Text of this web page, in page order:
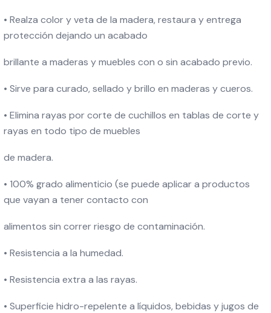
• Realza color y veta de la madera, restaura y entrega
protección dejando un acabado
brillante a maderas y muebles con o sin acabado previo.
• Sirve para curado, sellado y brillo en maderas y cueros.
• Elimina rayas por corte de cuchillos en tablas de corte y
rayas en todo tipo de muebles
de madera.
• 100% grado alimenticio (se puede aplicar a productos
que vayan a tener contacto con
alimentos sin correr riesgo de contaminación.
• Resistencia a la humedad.
• Resistencia extra a las rayas.
• Superficie hidro-repelente a líquidos, bebidas y jugos de